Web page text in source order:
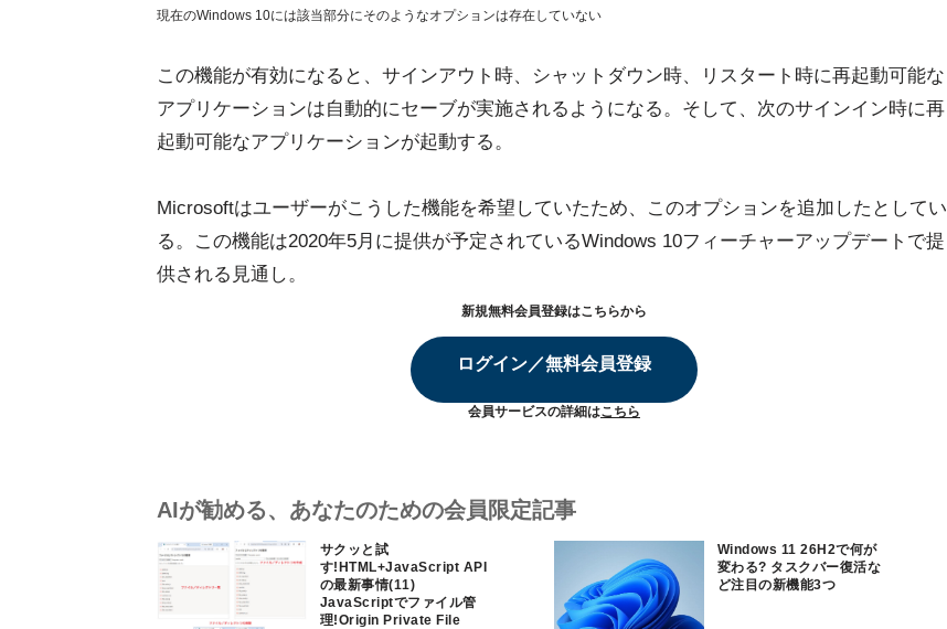
現在のWindows 10には該当部分にそのようなオプションは存在していない
この機能が有効になると、サインアウト時、シャットダウン時、リスタート時に再起動可能な
アプリケーションは自動的にセーブが実施されるようになる。そして、次のサインイン時に再
起動可能なアプリケーションが起動する。
Microsoftはユーザーがこうした機能を希望していたため、このオプションを追加したとしてい
る。この機能は2020年5月に提供が予定されているWindows 10フィーチャーアップデートで提
供される見通し。
新規無料会員登録はこちらから
ログイン／無料会員登録
会員サービスの詳細はこちら
AIが勧める、あなたのための会員限定記事
サクッと試
す!HTML+JavaScript API
の最新事情(11)
JavaScriptでファイル管
理!Origin Private File
Windows 11 26H2で何が
変わる? タスクバー復活な
ど注目の新機能3つ